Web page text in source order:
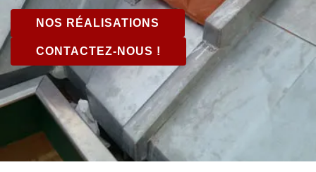
NOS RÉALISATIONS
CONTACTEZ-NOUS !